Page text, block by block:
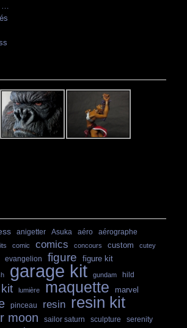
anigetter Asuka aéro aérographe
comic comics concours custom
cutey
evangelion figure figure kit
garage kit gundam hild
kit lumière maquette marvel
pinceau resin resin kit
moon sailor saturn sculpture
serenity